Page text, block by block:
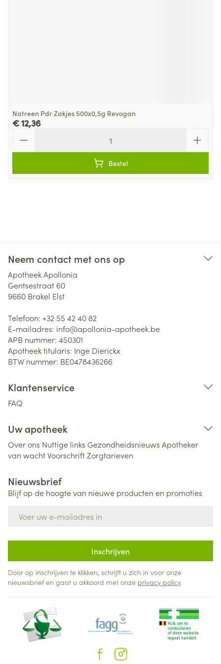
Natreen Pdr Zakjes 500x0,5g Revogan
€ 12,36
Bestel
Neem contact met ons op
Apotheek Apollonia
Gentsestraat 60
9660 Brakel Elst
Telefoon: +32 55 42 40 82
E-mailadres: info@apollonia-apotheek.be
APB nummer: 450301
Apotheek titularis: Inge Dierickx
BTW nummer: BE0478436266
Klantenservice
FAQ
Uw apotheek
Over ons Nuttige links Gezondheidsnieuws Apotheker
van wachtVoorschriftZorgtarieven
Nieuwsbrief
Blijf op de hoogte van nieuwe producten en promoties
Inschrijven
Door op inschrijven te klikken, schrijft u zich in voor onze
nieuwsbrief en gaat u akkoord met onze privacy policy.